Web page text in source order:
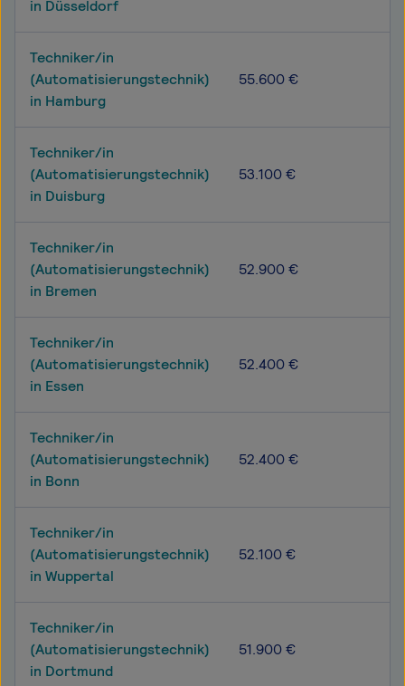
in Düsseldorf
Techniker/in
(Automatisierungstechnik)
in Hamburg
55.600 €
Techniker/in
(Automatisierungstechnik)
in Duisburg
53.100 €
Techniker/in
(Automatisierungstechnik)
in Bremen
52.900 €
Techniker/in
(Automatisierungstechnik)
in Essen
52.400 €
Techniker/in
(Automatisierungstechnik)
in Bonn
52.400 €
Techniker/in
(Automatisierungstechnik)
in Wuppertal
52.100 €
Techniker/in
(Automatisierungstechnik)
in Dortmund
51.900 €